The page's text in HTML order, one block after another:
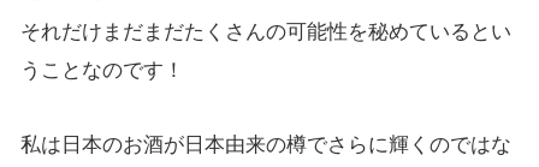
それだけまだまだたくさんの可能性を秘めているとい
うことなのです！
私は日本のお酒が日本由来の樽でさらに輝くのではな